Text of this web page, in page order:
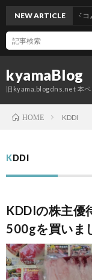
kyamaBlog
旧kyama.blogdns.net 本ペ
NEW ARTICLEグッドコムア
HOME KDDI
KDDI
KDDIの株主優
500gを買いま